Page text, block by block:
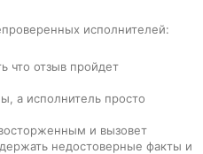
исполнителей:
что отзыв пройдет
а исполнитель просто
и вызовет
недостоверные факты и